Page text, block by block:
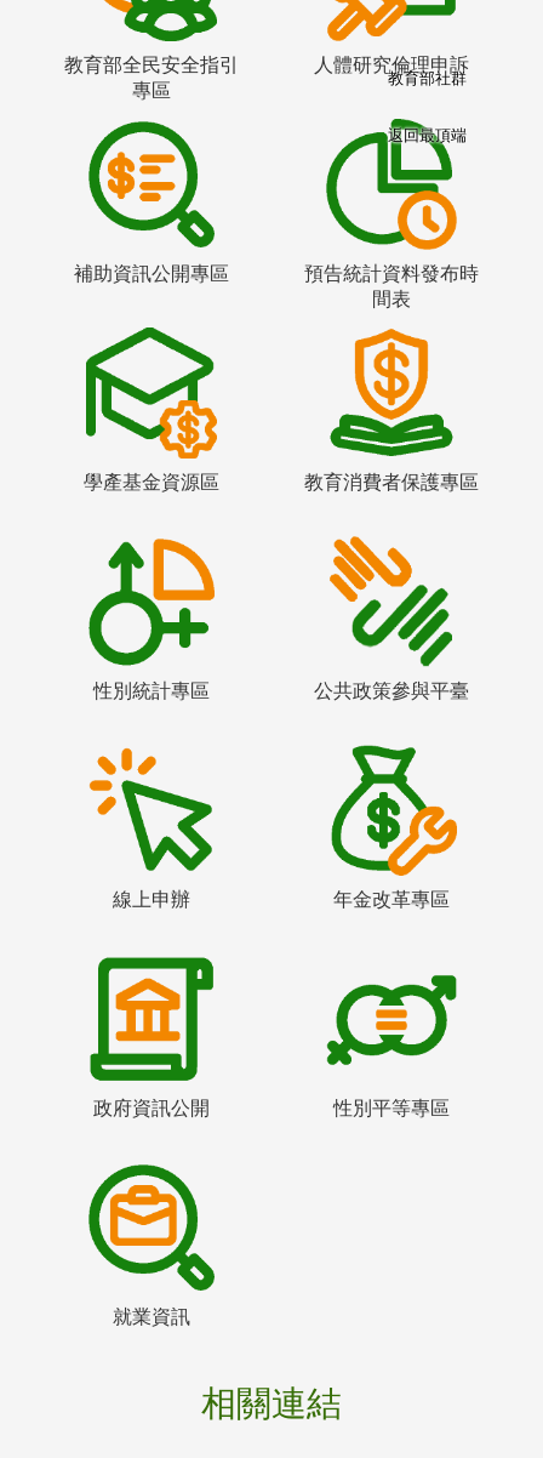
教育部全民安全指引
專區
人體研究倫理申訴
補助資訊公開專區
預告統計資料發布時
間表
學產基金資源區 教育消費者保護專區
性別統計專區 公共政策參與平臺
線上申辦 年金改革專區
政府資訊公開 性別平等專區
就業資訊
相關連結
教育部社群
返回最頂端